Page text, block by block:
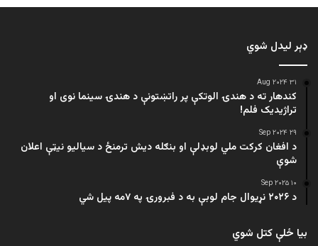
ډېر لیدل شوي
۳۱ Aug ۲۰۲۴
کندهار ته د هندۍ الوتکې پر راتښتونې د هندۍ سینما نوی او
تراژيديک فلم!
۲۹ Sep ۲۰۲۴
د افغان کرکت ملي لوبډلې او بنګله دیش ترمنځ د سیالیو نیټې اعلان
شوې
۱۰ Sep ۲۰۲۵
د ۲۰۲۶ نړیوال جام لوبې به د فبرورۍ په ۷مه پیل شي
بیا ځلې کتل شوي